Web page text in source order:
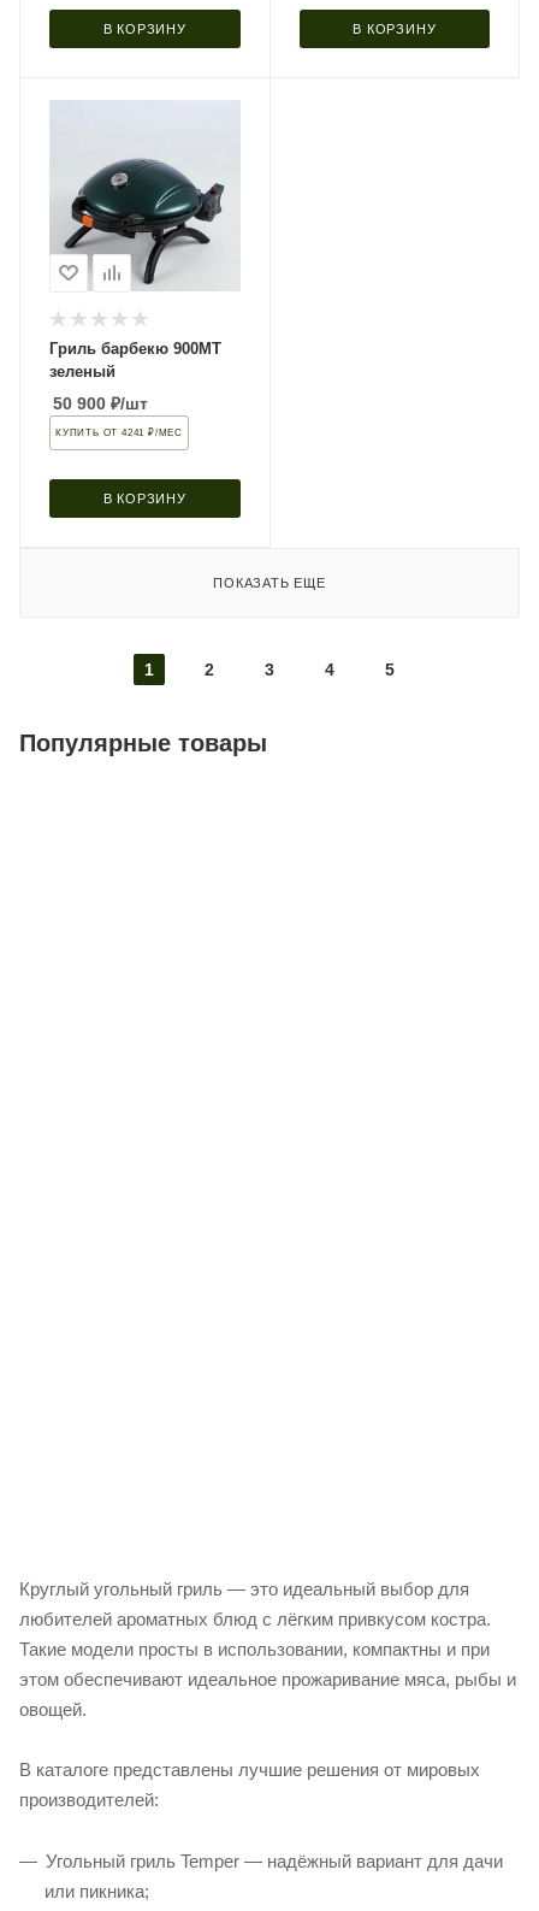
В КОРЗИНУ В КОРЗИНУ
Гриль барбекю 900MT
зеленый
50 900 ₽/шт
КУПИТЬ ОТ 4241 ₽/МЕС
В КОРЗИНУ
ПОКАЗАТЬ ЕЩЕ
1 2 3 4 5
Популярные товары
Круглый угольный гриль — это идеальный выбор для
любителей ароматных блюд с лёгким привкусом костра.
Такие модели просты в использовании, компактны и при
этом обеспечивают идеальное прожаривание мяса, рыбы и
овощей.
В каталоге представлены лучшие решения от мировых
производителей:
Угольный гриль Temper — надёжный вариант для дачи
или пикника;